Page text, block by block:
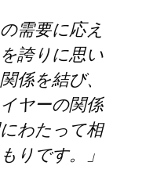
需要に応え
誇りに思い
係を結び、
ヤーの関係
わたって相
りです。」